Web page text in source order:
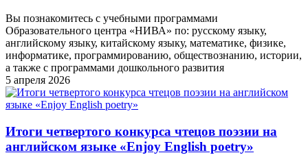
Вы познакомитесь с учебными программами
Образовательного центра «НИВА» по: русскому языку,
английскому языку, китайскому языку, математике, физике,
информатике, программированию, обществознанию, истории,
а также с программами дошкольного развития
5 апреля 2026
Итоги четвертого конкурса чтецов поэзии на
английском языке «Enjoy English poetry»